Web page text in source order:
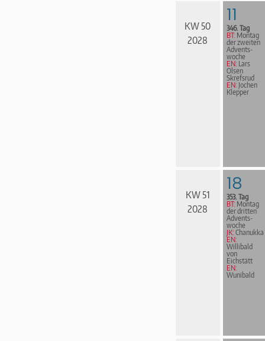
KW 50
2028
11
346. Tag
BT: Montag
der zweiten
Advents­
woche
EN: Lars
Olsen
Skrefsrud
EN: Jochen
Klepper
KW 51
2028
18
353. Tag
BT: Montag
der dritten
Advents­
woche
JK: Chanukka
EN:
Willibald
von
Eichstätt
EN:
Wunibald